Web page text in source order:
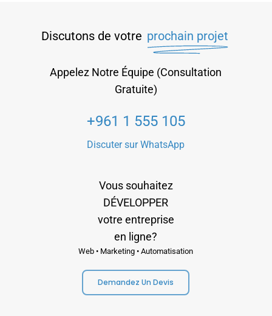
Discutons de votre prochain projet
Appelez Notre Équipe (Consultation
Gratuite)
+961 1 555 105
Discuter sur WhatsApp
Vous souhaitez
DÉVELOPPER
votre entreprise
en ligne?
Web • Marketing • Automatisation
Demandez Un Devis